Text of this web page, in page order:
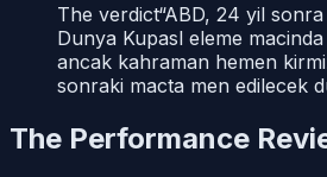
The verdict“ABD, 24 yil
Dunya Kupasl eleme
ancak kahraman hemen
sonraki macta men edilecek
The Performance